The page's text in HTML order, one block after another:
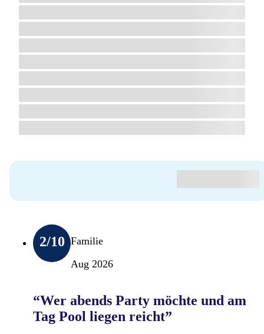
2/10 Familie
Aug 2026
“Wer abends Party möchte und am
Tag Pool liegen reicht”